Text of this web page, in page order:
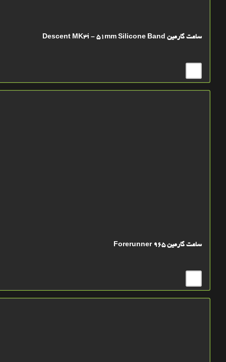
ساعت گارمین Descent MK3i – 51mm Silicone Band
ساعت گارمین Forerunner 965